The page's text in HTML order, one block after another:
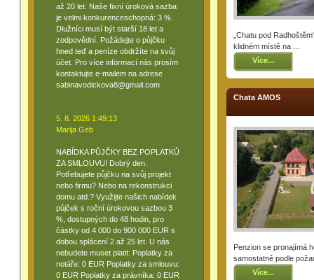
až 20 let. Naše fixní úroková sazba
je velmi konkurenceschopná: 3 %.
Dlužníci musí být starší 18 let a
zodpovědní. Požádejte o půjčku
hned teď a peníze obdržíte na svůj
účet. Pro více informací nás prosím
kontaktujte e-mailem na adrese
sabinavodickova8@gmail.com
5. 8. 2026 1:49:13
Marija Geb
NABÍDKA PŮJČKY BEZ POPLATKŮ
ZA SMLOUVU! Dobrý den.
Potřebujete půjčku na svůj projekt
nebo firmu? Nebo na rekonstrukci
domu atd.? Využijte našich nabídek
půjček s roční úrokovou sazbou 3
%, dostupných do 48 hodin, pro
částky od 4 000 do 900 000 EUR s
dobou splácení 2 až 25 let. U nás
nebudete muset platit: Poplatky za
notáře: 0 EUR Poplatky za smlouvu:
0 EUR Poplatky za právníka: 0 EUR
„Chatu pod
klidném místě na ...
Více...
Chata AMOS
Penzion se pronajímá
samostatně podle
Více...